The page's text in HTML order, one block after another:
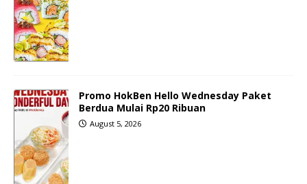
Promo HokBen Hello Wednesday Paket
Berdua Mulai Rp20 Ribuan
August 5, 2026